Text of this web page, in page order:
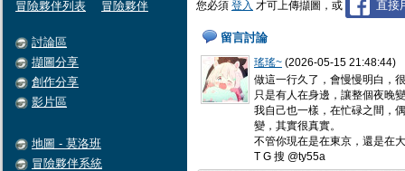
冒險夥伴列表
冒險夥伴
討論區
擷圖分享
創作分享
影片區
地圖 - 莫洛班
冒險夥伴系統
您必須 登入 才可上傳擷圖，或 直接
留言討論
瑤瑤~ (2026-05-15 21:48:44)
做這一行久了，會慢慢明白，
只是有人在身邊，讓整個夜晚
我自己也一樣，在忙碌之間，
變，其實很真實。
不管你現在是在東京，還是在
T G 搜 @ty55a